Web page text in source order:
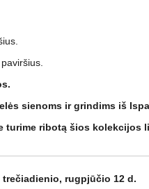
sienoms ir grindims iš
turime ribotą šios kolekcijos
trečiadienio, rugpjūčio 12 d.